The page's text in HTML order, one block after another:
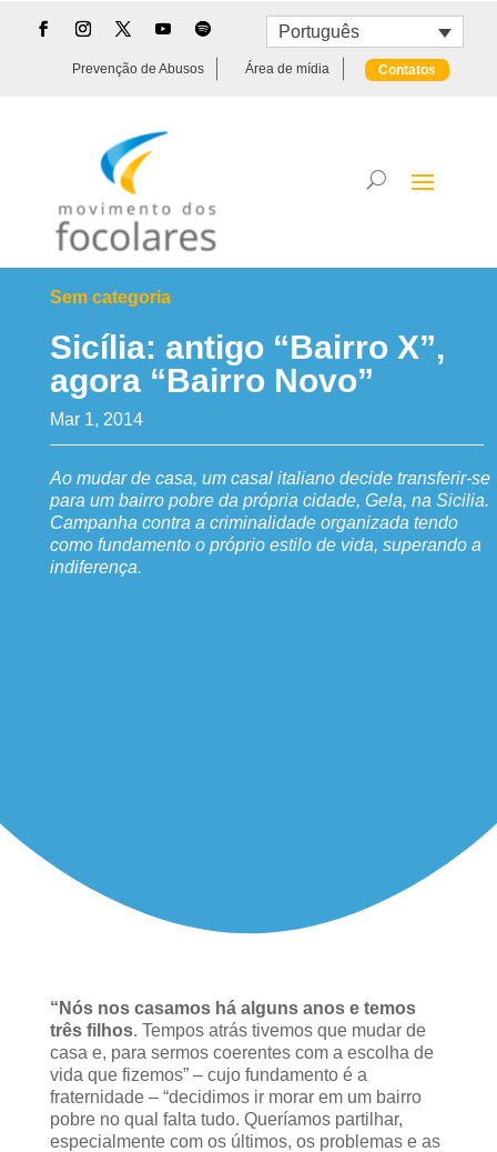
Português
Prevenção de Abusos Área de mídia Contatos
Sem categoria
Sicília: antigo “Bairro X”,
agora “Bairro Novo”
Mar 1, 2014
Ao mudar de casa, um casal italiano decide transferir-se
para um bairro pobre da própria cidade, Gela, na Sicilia.
Campanha contra a criminalidade organizada tendo
como fundamento o próprio estilo de vida, superando a
indiferença.
“Nós nos casamos há alguns anos e temos
três filhos. Tempos atrás tivemos que mudar de
casa e, para sermos coerentes com a escolha de
vida que fizemos” – cujo fundamento é a
fraternidade – “decidimos ir morar em um bairro
pobre no qual falta tudo. Queríamos partilhar,
especialmente com os últimos, os problemas e as